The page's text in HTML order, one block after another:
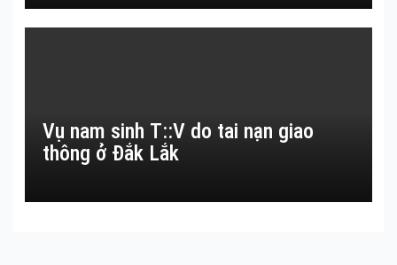
Vụ nam sinh T::V do tai nạn giao
thông ở Đắk Lắk